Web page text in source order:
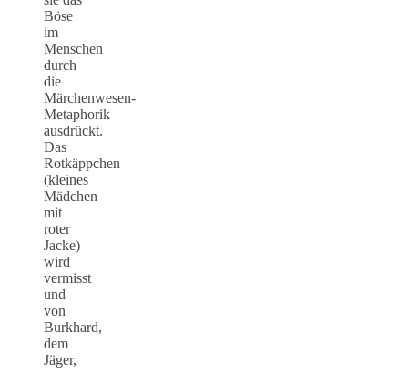
Böse
im
Menschen
durch
die
Märchenwesen-
Metaphorik
ausdrückt.
Das
Rotkäppchen
(kleines
Mädchen
mit
roter
Jacke)
wird
vermisst
und
von
Burkhard,
dem
Jäger,